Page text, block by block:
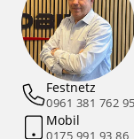
Festnetz
0961 381 762 95
Mobil
0175 991 93 86